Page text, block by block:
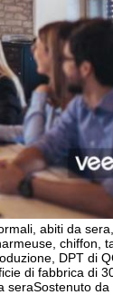
abiti da
chiffon,
DPT di
di fabbrica di